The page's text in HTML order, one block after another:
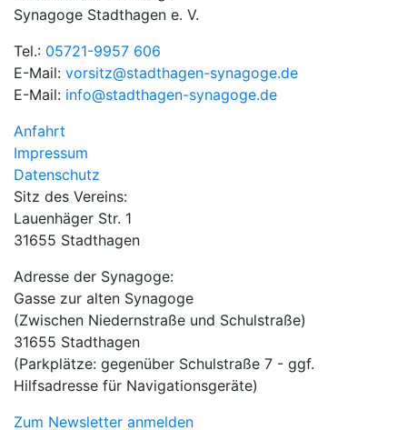
Synagoge Stadthagen e. V.
Tel.: 05721-9957 606
E-Mail: vorsitz@stadthagen-synagoge.de
E-Mail: info@stadthagen-synagoge.de
Anfahrt
Impressum
Datenschutz
Sitz des Vereins:
Lauenhäger Str. 1
31655 Stadthagen
Adresse der Synagoge:
Gasse zur alten Synagoge
(Zwischen Niedernstraße und Schulstraße)
31655 Stadthagen
(Parkplätze: gegenüber Schulstraße 7 - ggf.
Hilfsadresse für Navigationsgeräte)
Zum Newsletter anmelden